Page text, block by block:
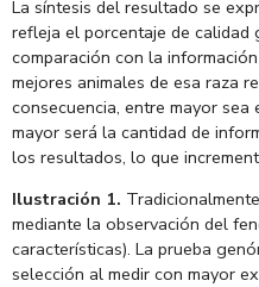
La síntesis del resultado se
refleja el porcentaje de calidad
comparación con la
mejores animales de esa raza
consecuencia, entre mayor sea
mayor será la cantidad de
los resultados, lo que
Ilustración 1.
mediante la observación del
características). La prueba
selección al medir con mayor